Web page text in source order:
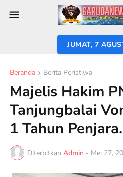
JUMAT, 7
Beranda Berita Peristiwa
Majelis Hakim
Tanjungbalai
1 Tahun Penjara.
Diterbitkan Admin - Mei 27,